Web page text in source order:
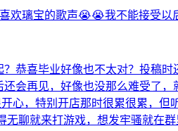
欢璃宝的歌声😭😭我不能接受
恭喜毕业好像也不太对？投稿
会再见，好像也没那么难受了
心，特别开店那时很累很累，
聊就来打游戏，想发牢骚就在